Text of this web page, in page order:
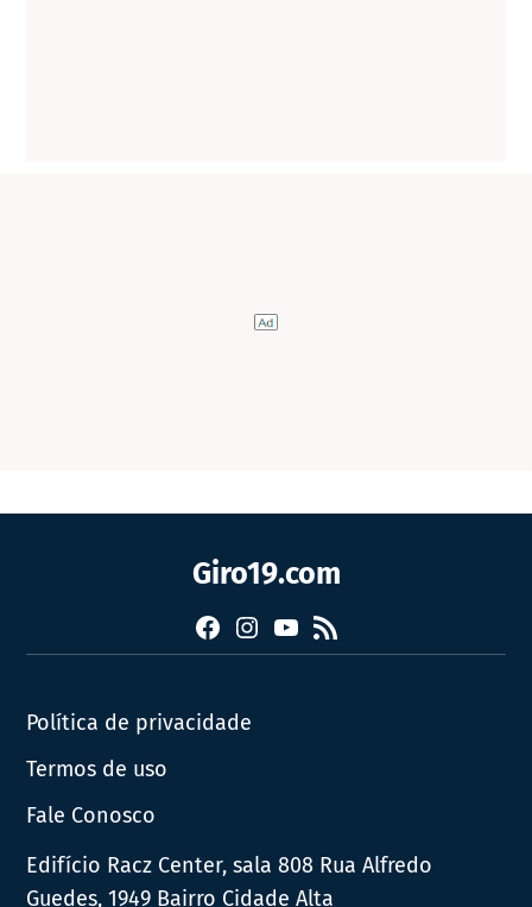
Giro19.com
FacebookInstagram
YouTube
RSS
Política de privacidade
Termos de uso
Fale Conosco
Edifício Racz Center, sala 808 Rua Alfredo
Guedes, 1949 Bairro Cidade Alta